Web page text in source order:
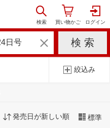
絞込み
発売日が新しい順 標準